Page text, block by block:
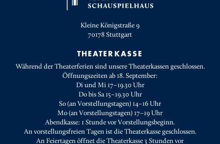
Kleine Königstraße 9
70178Stuttgart
THEATERKASSE
Während der Theaterferien sind unsere Theaterkassen geschlossen.
Öffnungszeiten ab 18. September:
Di und Mi 17–19.30 Uhr
Do bis Sa 15–19.30 Uhr
So (an Vorstellungstagen) 14–16 Uhr
Mo (an Vorstellungstagen) 17–19 Uhr
Abendkasse: 1 Stunde vor Vorstellungsbeginn.
An vorstellungsfreien Tagen ist die Theaterkasse geschlossen.
An Feiertagen öffnet die Theaterkasse 3 Stunden vor